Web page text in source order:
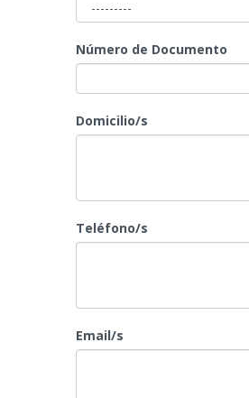
Número de Documento
Domicilio/s
Teléfono/s
Email/s